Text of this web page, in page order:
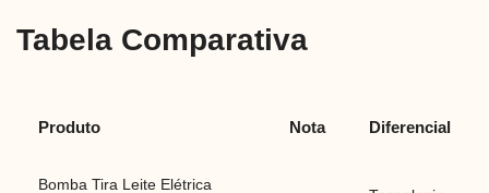
Tabela Comparativa
Produto Nota Diferencial
Bomba Tira Leite Elétrica